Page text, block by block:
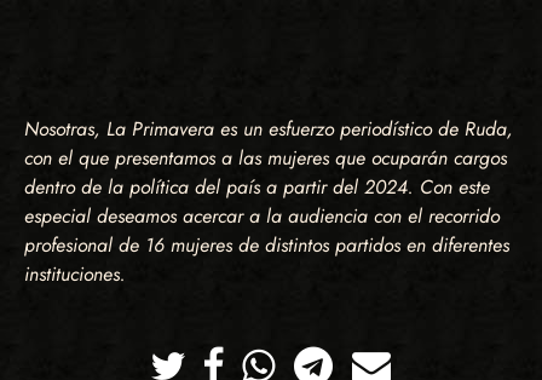
Nosotras, La Primavera es un esfuerzo periodístico de Ruda,
con el que presentamos a las mujeres que ocuparán cargos
dentro de la política del país a partir del 2024. Con este
especial deseamos acercar a la audiencia con el recorrido
profesional de 16 mujeres de distintos partidos en diferentes
instituciones.
TwitterFacebookWhatsappTelegramCorreo